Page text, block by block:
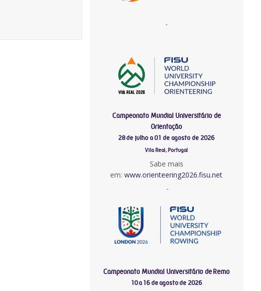
-
Campeonato Mundial Universitário de
Orientação
28 de julho a 01 de agosto de 2026
Vila Real, Portugal
Sabe mais
em:www.orienteering2026.fisu.net
-
Campeonato Mundial Universitário de Remo
10 a 16 de agosto de 2026